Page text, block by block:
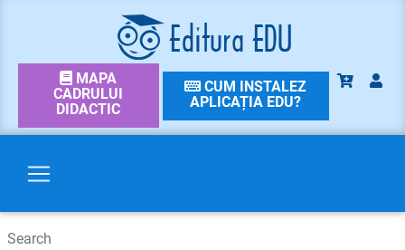
MAPA
CADRULUI
DIDACTIC
CUM INSTALEZ
APLICAȚIA EDU?